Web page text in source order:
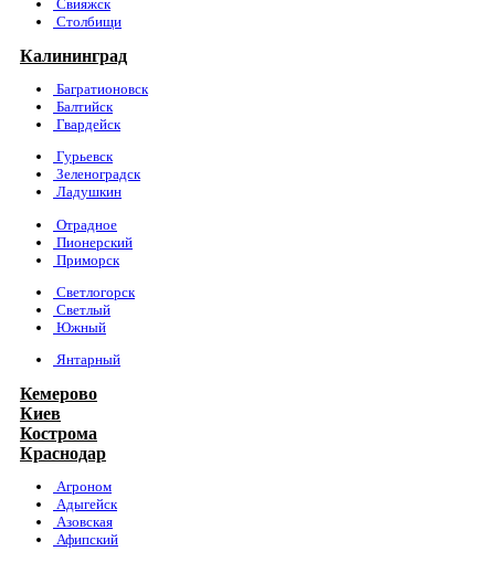
Свияжск
Столбищи
Калининград
Багратионовск
Балтийск
Гвардейск
Гурьевск
Зеленоградск
Ладушкин
Отрадное
Пионерский
Приморск
Светлогорск
Светлый
Южный
Янтарный
Кемерово
Киев
Кострома
Краснодар
Агроном
Адыгейск
Азовская
Афипский